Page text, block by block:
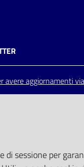
avere aggiornamenti via
di sessione per